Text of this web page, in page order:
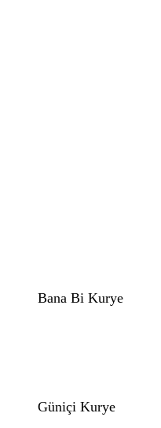
Bana Bi Kurye
Güniçi Kurye